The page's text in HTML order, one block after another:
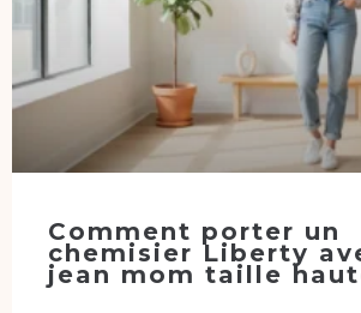
Comment porter un
chemisier Liberty
jean mom taille